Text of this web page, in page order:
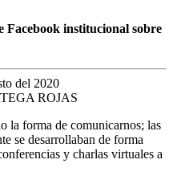
institucional sobre
del 2020
ROJAS
la forma de comunicarnos; las
se desarrollaban de forma
y charlas virtuales a